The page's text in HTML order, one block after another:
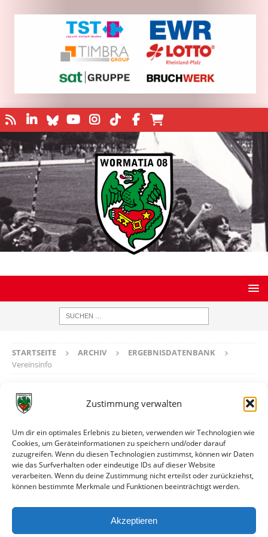
Zustimmung verwalten
Um dir ein optimales Erlebnis zu bieten, verwenden wir Technologien wie
Cookies, um Geräteinformationen zu speichern und/oder darauf
zuzugreifen. Wenn du diesen Technologien zustimmst, können wir Daten
wie das Surfverhalten oder eindeutige IDs auf dieser Website
verarbeiten. Wenn du deine Zustimmung nicht erteilst oder zurückziehst,
können bestimmte Merkmale und Funktionen beeinträchtigt werden.
Akzeptieren
STARTSEITE ARCHIV
ERGEBNISDATENBANK
Vereinsinfo
Vereinsinfo
SV Bobstadt
Ort Bobstadt
Weitere Informationen
Spiele gegen die erste Mannschaft
Spiele gegen die zweite Mannschaft